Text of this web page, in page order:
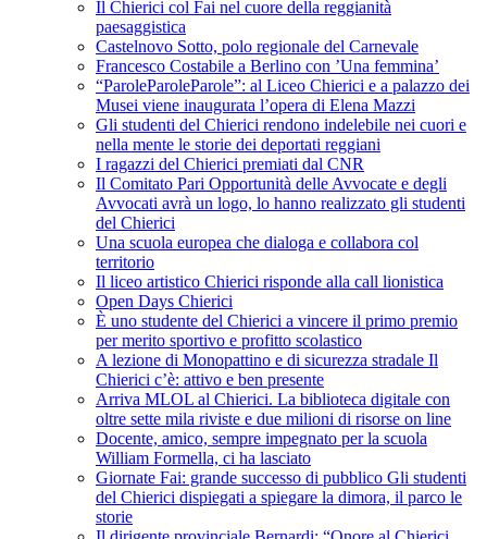
Il Chierici col Fai nel cuore della reggianità
paesaggistica
Castelnovo Sotto, polo regionale del Carnevale
Francesco Costabile a Berlino con ’Una femmina’
“ParoleParoleParole”: al Liceo Chierici e a palazzo dei
Musei viene inaugurata l’opera di Elena Mazzi
Gli studenti del Chierici rendono indelebile nei cuori e
nella mente le storie dei deportati reggiani
I ragazzi del Chierici premiati dal CNR
Il Comitato Pari Opportunità delle Avvocate e degli
Avvocati avrà un logo, lo hanno realizzato gli studenti
del Chierici
Una scuola europea che dialoga e collabora col
territorio
Il liceo artistico Chierici risponde alla call lionistica
Open Days Chierici
È uno studente del Chierici a vincere il primo premio
per merito sportivo e profitto scolastico
A lezione di Monopattino e di sicurezza stradale Il
Chierici c’è: attivo e ben presente
Arriva MLOL al Chierici. La biblioteca digitale con
oltre sette mila riviste e due milioni di risorse on line
Docente, amico, sempre impegnato per la scuola
William Formella, ci ha lasciato
Giornate Fai: grande successo di pubblico Gli studenti
del Chierici dispiegati a spiegare la dimora, il parco le
storie